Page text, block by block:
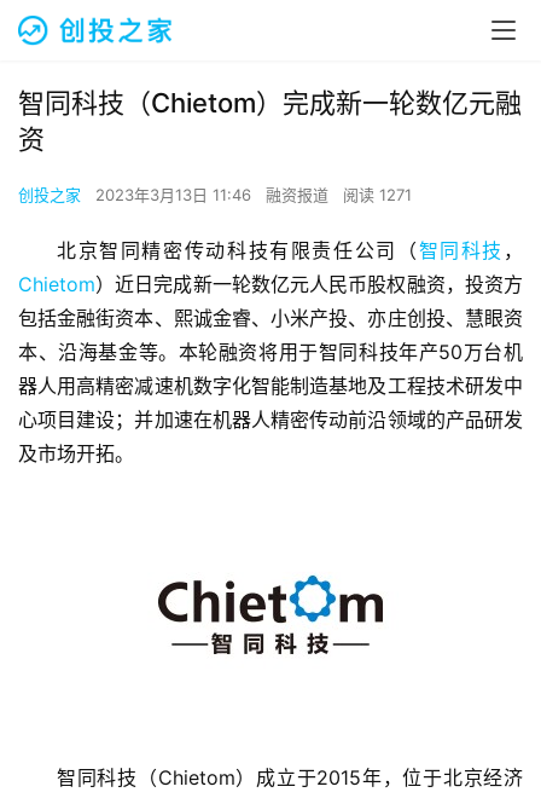
智同科技（Chietom）完成新一轮数亿元融
资
创投之家 2023年3月13日 11:46 融资报道 阅读 1271
北京智同精密传动科技有限责任公司（智同科技 ，
Chietom）近日完成新一轮数亿元人民币股权融资，投资方
包括金融街资本、熙诚金睿、小米产投、亦庄创投、慧眼资
本、沿海基金等。本轮融资将用于智同科技年产50万台机
器人用高精密减速机数字化智能制造基地及工程技术研发中
心项目建设；并加速在机器人精密传动前沿领域的产品研发
及市场开拓。
智同科技（Chietom）成立于2015年，位于北京经济